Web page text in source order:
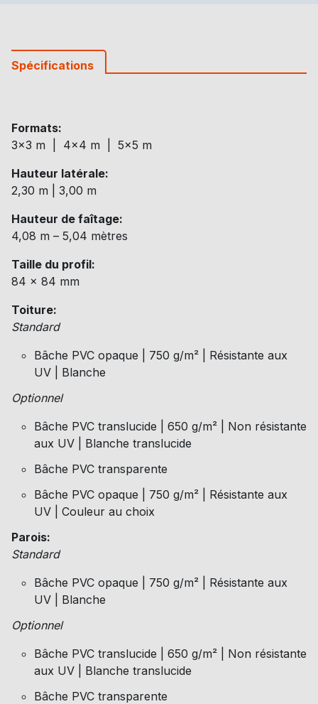
Spécifications
Formats:
3×3 m | 4×4 m | 5×5 m
Hauteur latérale:
2,30 m | 3,00 m
Hauteur de faîtage:
4,08 m – 5,04 mètres
Taille du profil:
84 x 84 mm
Toiture:
Standard
Bâche PVC opaque | 750 g/m² | Résistante aux
UV | Blanche
Optionnel
Bâche PVC translucide | 650 g/m² | Non résistante
aux UV | Blanche translucide
Bâche PVC transparente
Bâche PVC opaque | 750 g/m² | Résistante aux
UV | Couleur au choix
Parois:
Standard
Bâche PVC opaque | 750 g/m² | Résistante aux
UV | Blanche
Optionnel
Bâche PVC translucide | 650 g/m² | Non résistante
aux UV | Blanche translucide
Bâche PVC transparente